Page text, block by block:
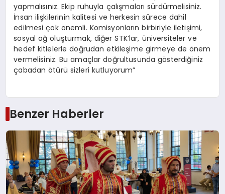
yapmalısınız. Ekip ruhuyla çalışmaları sürdürmelisiniz.
İnsan ilişkilerinin kalitesi ve herkesin sürece dahil
edilmesi çok önemli. Komisyonların birbiriyle iletişimi,
sosyal ağ oluşturmak, diğer STK’lar, üniversiteler ve
hedef kitlelerle doğrudan etkileşime girmeye de önem
vermelisiniz. Bu amaçlar doğrultusunda gösterdiğiniz
çabadan ötürü sizleri kutluyorum”
Benzer Haberler